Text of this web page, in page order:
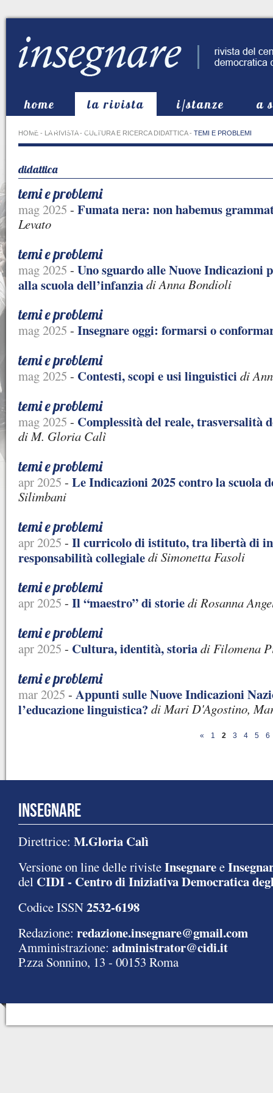
home la rivista i/stanze
a
in evidenza
HOME - LA RIVISTA- CULTURA E RICERCA DIDATTICA- TEMI E PROBLEMI
didattica
temi e problemi
mag 2025 - Fumata nera: non habemus
Levato
temi e problemi
mag 2025 - Uno sguardo alle Nuove Indicazioni
alla scuola dell’infanziadi Anna Bondioli
temi e problemi
mag 2025 - Insegnare oggi: formarsi o
temi e problemi
mag 2025 - Contesti, scopi e usi linguisticidi
temi e problemi
mag 2025 - Complessità del reale, trasversalità
di M. Gloria Calì
temi e problemi
apr 2025 - Le Indicazioni 2025 contro la scuola
Silimbani
temi e problemi
apr 2025 - Il curricolo di istituto, tra libertà di
responsabilità collegialedi Simonetta Fasoli
temi e problemi
apr 2025 - Il “maestro” di storiedi Rosanna
temi e problemi
apr 2025 - Cultura, identità, storiadi Filomena
temi e problemi
mar 2025 - Appunti sulle Nuove Indicazioni
l’educazione linguistica?di Mari D'Agostino,
« 1 2 3 4 5 6
INSEGNARE
Direttrice: M.Gloria Calì
Versione on line delle rivisteInsegnaree
del CIDI - Centro di Iniziativa Democratica
Codice ISSN2532-6198
Redazione: redazione.insegnare@gmail.com
Amministrazione: administrator@cidi.it
P.zza Sonnino, 13 - 00153 Roma